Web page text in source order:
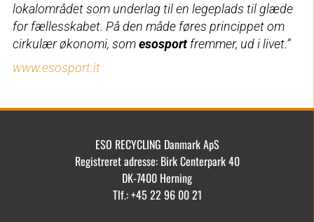
lokalområdet som underlag til en legeplads til glæde
for fællesskabet. På den måde føres princippet om
cirkulær økonomi, somesosportfremmer, ud i livet.”
www.esosport.it
ESO RECYCLING Danmark ApS
Registreret adresse: Birk Centerpark 40
DK-7400 Herning
Tlf.: +45 22 96 00 21